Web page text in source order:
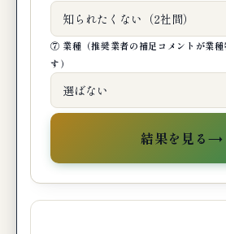
⑦ 業種（推奨業者の補足コメントが業種
す）
結果を見る→